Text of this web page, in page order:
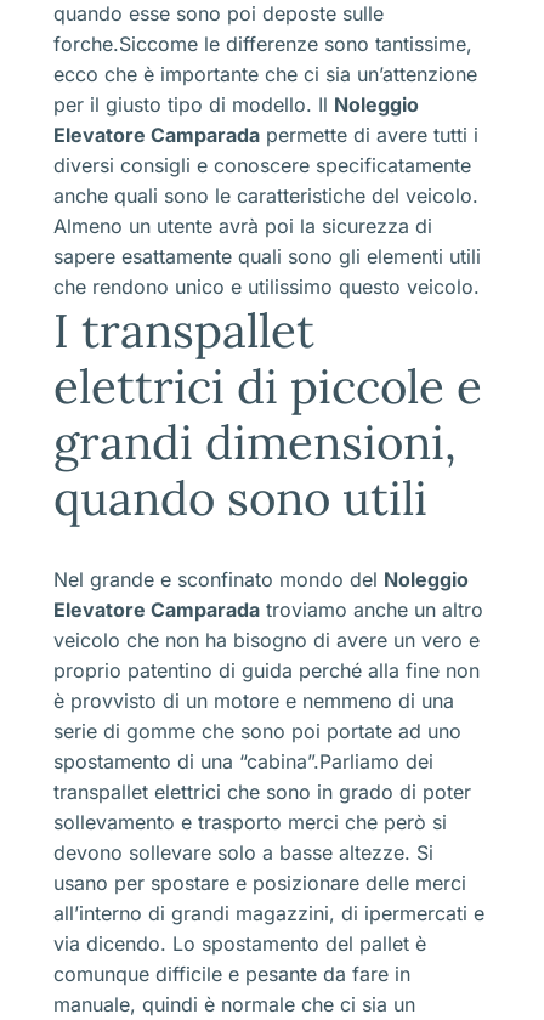
quando esse sono poi deposte sulle
forche.Siccome le differenze sono tantissime,
ecco che è importante che ci sia un’attenzione
per il giusto tipo di modello. Il Noleggio
Elevatore Camparada permette di avere tutti i
diversi consigli e conoscere specificatamente
anche quali sono le caratteristiche del veicolo.
Almeno un utente avrà poi la sicurezza di
sapere esattamente quali sono gli elementi utili
che rendono unico e utilissimo questo veicolo.
I transpallet
elettrici di piccole e
grandi dimensioni,
quando sono utili
Nel grande e sconfinato mondo del Noleggio
Elevatore Camparada troviamo anche un altro
veicolo che non ha bisogno di avere un vero e
proprio patentino di guida perché alla fine non
è provvisto di un motore e nemmeno di una
serie di gomme che sono poi portate ad uno
spostamento di una “cabina”.Parliamo dei
transpallet elettrici che sono in grado di poter
sollevamento e trasporto merci che però si
devono sollevare solo a basse altezze. Si
usano per spostare e posizionare delle merci
all’interno di grandi magazzini, di ipermercati e
via dicendo. Lo spostamento del pallet è
comunque difficile e pesante da fare in
manuale, quindi è normale che ci sia un